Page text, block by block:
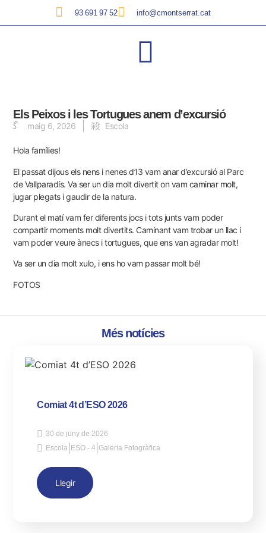
93 691 97 52 info@cmontserrat.cat
Els Peixos i les Tortugues anem d’excursió
maig 6, 2026 Escola
Hola famílies!
El passat dijous els nens i nenes d’I3 vam anar d’excursió al Parc
de Vallparadís. Va ser un dia molt divertit on vam caminar molt,
jugar plegats i gaudir de la natura.
Durant el matí vam fer diferents jocs i tots junts vam poder
compartir moments molt divertits. Caminant vam trobar un llac i
vam poder veure ànecs i tortugues, que ens van agradar molt!
Va ser un dia molt xulo, i ens ho vam passar molt bé!
FOTOS
Més notícies
Comiat 4t d’ESO 2026
30 de juny de 2026
Escola ESO - 4 |Galeria Fotogràfica
Llegir